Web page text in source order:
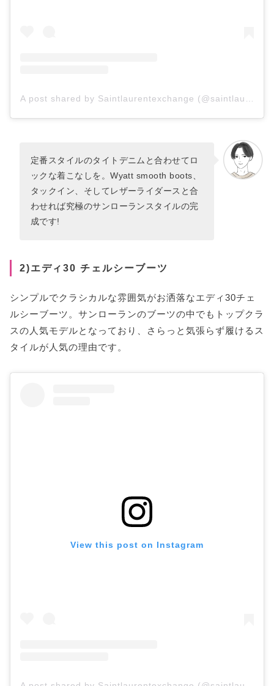
定番スタイルのタイトデニムと合わせてロ
ックな着こなしを。Wyatt smooth boots、
タックイン、そしてレザーライダースと合
わせれば究極のサンローランスタイルの完
成です!
2)エディ30 チェルシーブーツ
シンプルでクラシカルな雰囲気がお洒落なエディ30チェ
ルシーブーツ。サンローランのブーツの中でもトップクラ
スの人気モデルとなっており、さらっと気張らず履けるス
タイルが人気の理由です。
View this post on Instagram